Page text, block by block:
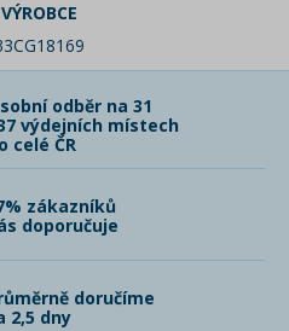
odběr na 31
výdejních místech
celé ČR
zákazníků
doporučuje
doručíme
2,5 dny